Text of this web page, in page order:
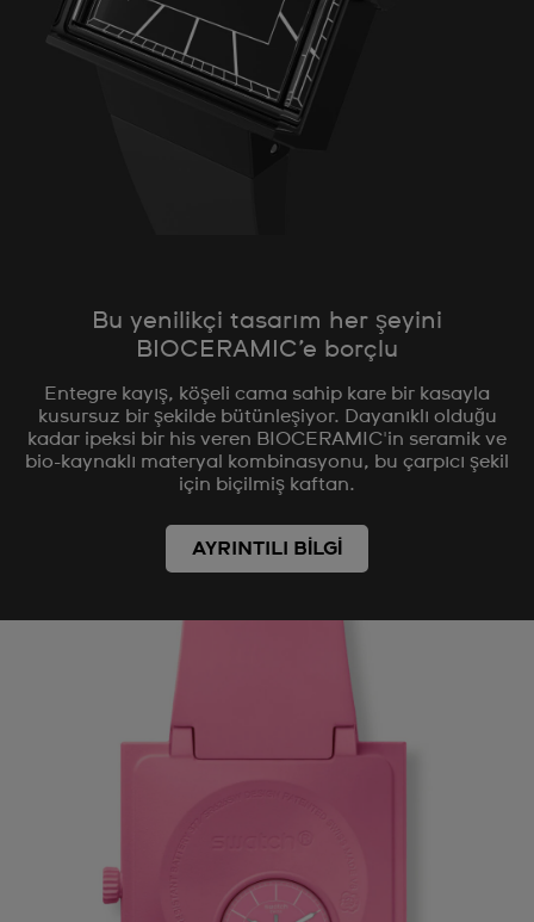
Bu yenilikçi tasarım her şeyini
BIOCERAMIC’e borçlu
Entegre kayış, köşeli cama sahip kare bir kasayla
kusursuz bir şekilde bütünleşiyor. Dayanıklı olduğu
kadar ipeksi bir his veren BIOCERAMIC'in seramik ve
bio-kaynaklı materyal kombinasyonu, bu çarpıcı şekil
için biçilmiş kaftan.
AYRINTILI BİLGİ